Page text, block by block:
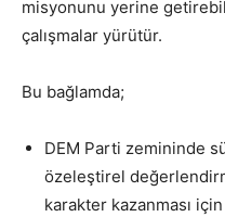
misyonunu yerine
çalışmalar yürütür.
Bu bağlamda;
DEM Parti zemininde
özeleştirel
karakter kazanması